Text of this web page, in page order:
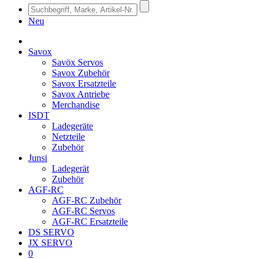
Neu
Savox
Savöx Servos
Savox Zubehör
Savox Ersatzteile
Savox Antriebe
Merchandise
ISDT
Ladegeräte
Netzteile
Zubehör
Junsi
Ladegerät
Zubehör
AGF-RC
AGF-RC Zubehör
AGF-RC Servos
AGF-RC Ersatzteile
DS SERVO
JX SERVO
0